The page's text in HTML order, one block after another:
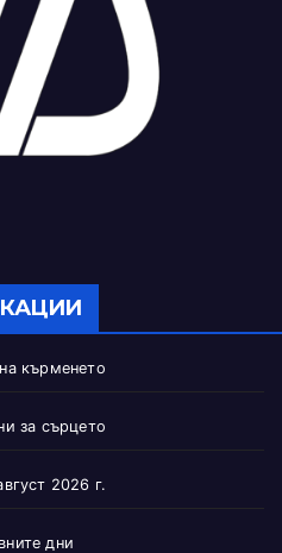
кърменето
за сърцето
2026 г.
дни